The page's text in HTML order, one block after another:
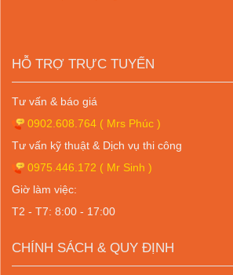
HỖ TRỢ TRỰC TUYẾN
Tư vấn & báo giá
0902.608.764 ( Mrs Phúc )
Tư vấn kỹ thuật & Dịch vụ thi công
0975.446.172 ( Mr Sinh )
Giờ làm việc:
T2 - T7: 8:00 - 17:00
CHÍNH SÁCH & QUY ĐỊNH